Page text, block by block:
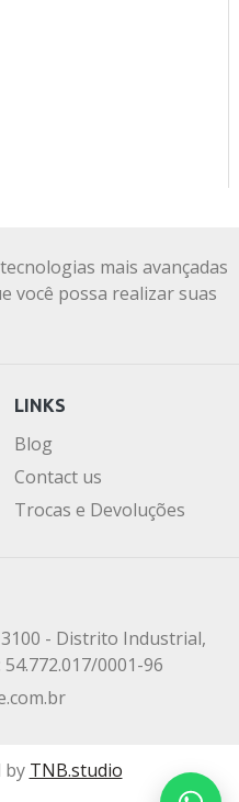
mais avançadas
você possa realizar suas
LINKS
Blog
Contact us
Trocas e Devoluções
- Distrito Industrial,
54.772.017/0001-96
by TNB.studio